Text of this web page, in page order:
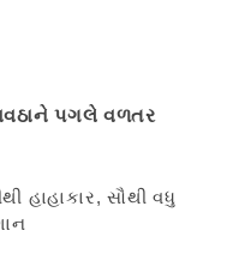
પગલે વળતર